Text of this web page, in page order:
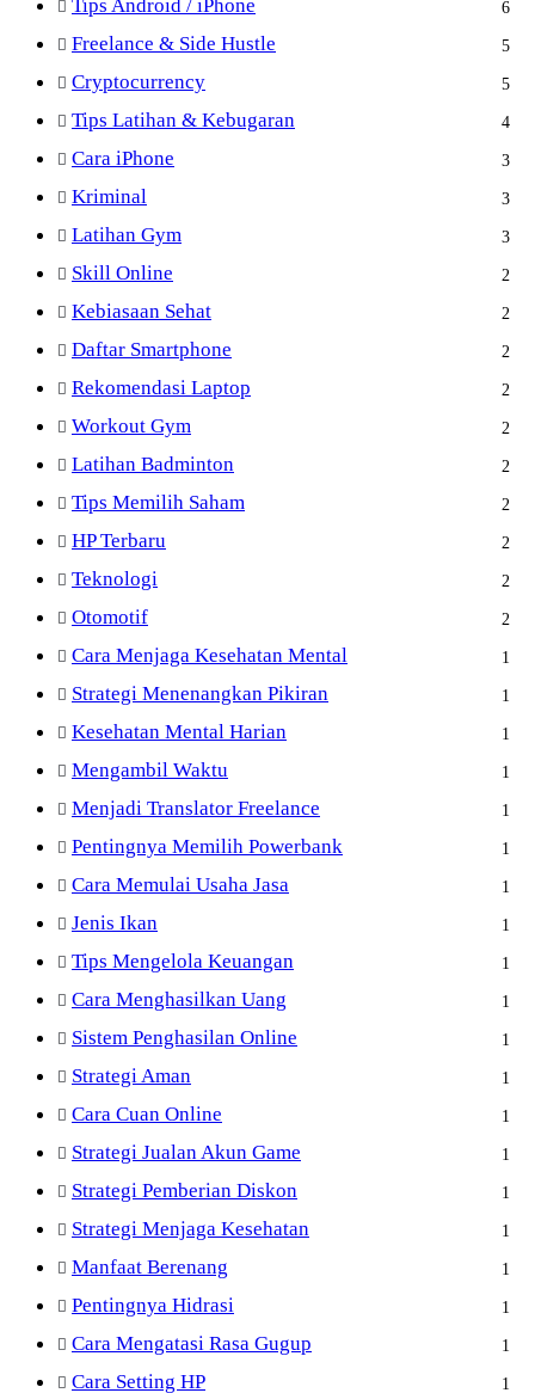
Tips Android / iPhone 6
Freelance & Side Hustle 5
Cryptocurrency 5
Tips Latihan & Kebugaran 4
Cara iPhone 3
Kriminal 3
Latihan Gym 3
Skill Online 2
Kebiasaan Sehat 2
Daftar Smartphone 2
Rekomendasi Laptop 2
Workout Gym 2
Latihan Badminton 2
Tips Memilih Saham 2
HP Terbaru 2
Teknologi 2
Otomotif 2
Cara Menjaga Kesehatan Mental 1
Strategi Menenangkan Pikiran 1
Kesehatan Mental Harian 1
Mengambil Waktu 1
Menjadi Translator Freelance 1
Pentingnya Memilih Powerbank 1
Cara Memulai Usaha Jasa 1
Jenis Ikan 1
Tips Mengelola Keuangan 1
Cara Menghasilkan Uang 1
Sistem Penghasilan Online 1
Strategi Aman 1
Cara Cuan Online 1
Strategi Jualan Akun Game 1
Strategi Pemberian Diskon 1
Strategi Menjaga Kesehatan 1
Manfaat Berenang 1
Pentingnya Hidrasi 1
Cara Mengatasi Rasa Gugup 1
Cara Setting HP 1